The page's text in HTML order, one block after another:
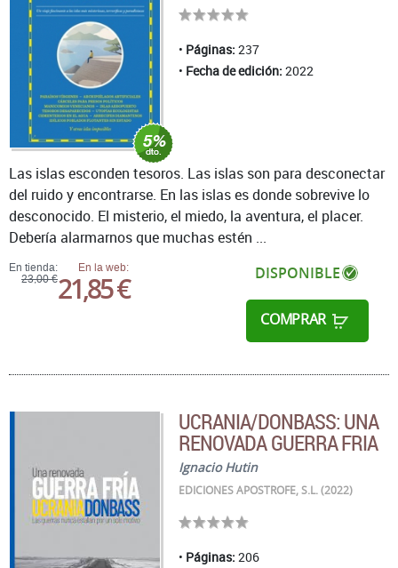
Páginas: 237
Fecha de edición: 2022
En tienda:
23,00 €
En la web:
21,85 € DISPONIBLE
COMPRAR
Las islas esconden tesoros. Las islas son para desconectar
del ruido y encontrarse. En las islas es donde sobrevive lo
desconocido. El misterio, el miedo, la aventura, el placer.
Debería alarmarnos que muchas estén ...
UCRANIA/DONBASS: UNA
RENOVADA GUERRA FRIA
Ignacio Hutin
EDICIONES APOSTROFE, S.L. (2022)
Páginas: 206